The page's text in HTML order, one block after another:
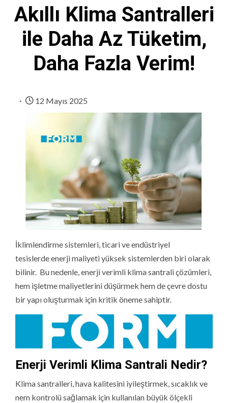
Akıllı Klima Santralleri
ile Daha Az Tüketim,
Daha Fazla Verim!
12 Mayıs 2025
İklimlendirme sistemleri, ticari ve endüstriyel
tesislerde enerji maliyeti yüksek sistemlerden biri olarak
bilinir. Bu nedenle, enerji verimli klima santrali çözümleri,
hem işletme maliyetlerini düşürmek hem de çevre dostu
bir yapı oluşturmak için kritik öneme sahiptir.
Enerji Verimli Klima Santrali Nedir?
Klima santralleri, hava kalitesini iyileştirmek, sıcaklık ve
nem kontrolü sağlamak için kullanılan büyük ölçekli